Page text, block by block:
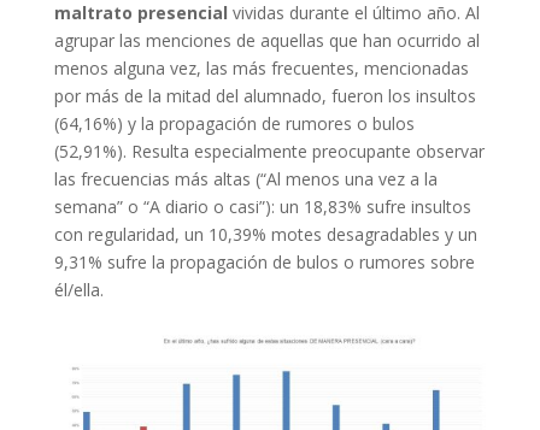
maltrato presencial vividas durante el último año. Al
agrupar las menciones de aquellas que han ocurrido al
menos alguna vez, las más frecuentes, mencionadas
por más de la mitad del alumnado, fueron los insultos
(64,16%) y la propagación de rumores o bulos
(52,91%). Resulta especialmente preocupante observar
las frecuencias más altas (“Al menos una vez a la
semana” o “A diario o casi”): un 18,83% sufre insultos
con regularidad, un 10,39% motes desagradables y un
9,31% sufre la propagación de bulos o rumores sobre
él/ella.